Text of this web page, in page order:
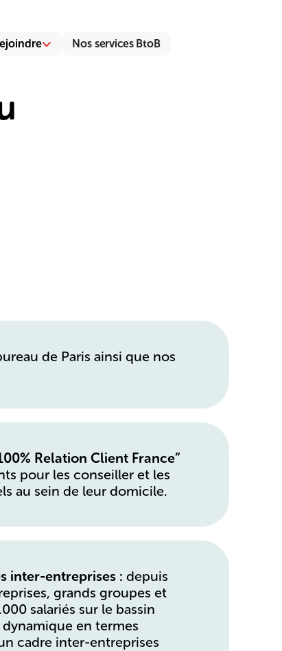
Nos services BtoB
de Paris ainsi que nos
Relation Client France”
pour les conseiller et les
au sein de leur domicile.
inter-entreprises : depuis
grands groupes et
salariés sur le bassin
en termes
cadre inter-entreprises